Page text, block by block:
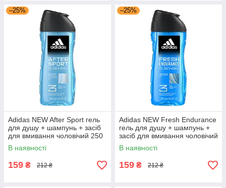
–25%
Adidas NEW After Sport гель
для душу + шампунь + засіб
для вмивання чоловічий 250
мл
В наявності
159 ₴ 212 ₴
–25%
Adidas NEW Fresh Endurance
гель для душу + шампунь +
засіб для вмивання чоловічий
250 мл
В наявності
159 ₴ 212 ₴